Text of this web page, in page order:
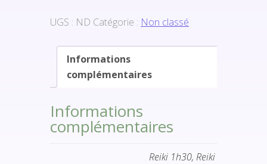
UGS : ND Catégorie : Non classé
Informations
complémentaires
Informations
complémentaires
Reiki 1h30, Reiki